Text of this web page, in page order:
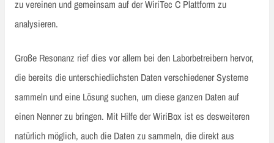
zu vereinen und gemeinsam auf der WiriTec C Plattform zu
analysieren.
Große Resonanz rief dies vor allem bei den Laborbetreibern hervor,
die bereits die unterschiedlichsten Daten verschiedener Systeme
sammeln und eine Lösung suchen, um diese ganzen Daten auf
einen Nenner zu bringen. Mit Hilfe der WiriBox ist es desweiteren
natürlich möglich, auch die Daten zu sammeln, die direkt aus